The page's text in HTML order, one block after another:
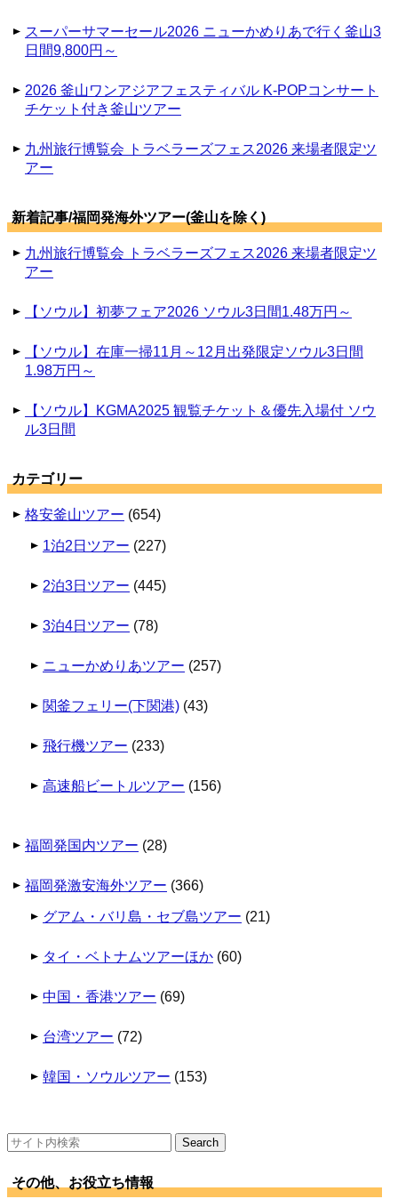
スーパーサマーセール2026 ニューかめりあで行く釜山3
日間9,800円～
2026 釜山ワンアジアフェスティバル K-POPコンサート
チケット付き釜山ツアー
九州旅行博覧会 トラベラーズフェス2026 来場者限定ツ
アー
新着記事/福岡発海外ツアー(釜山を除く)
九州旅行博覧会 トラベラーズフェス2026 来場者限定ツ
アー
【ソウル】初夢フェア2026 ソウル3日間1.48万円～
【ソウル】在庫一掃11月～12月出発限定ソウル3日間
1.98万円～
【ソウル】KGMA2025 観覧チケット＆優先入場付 ソウ
ル3日間
カテゴリー
格安釜山ツアー (654)
1泊2日ツアー (227)
2泊3日ツアー (445)
3泊4日ツアー (78)
ニューかめりあツアー (257)
関釜フェリー(下関港) (43)
飛行機ツアー (233)
高速船ビートルツアー (156)
福岡発国内ツアー (28)
福岡発激安海外ツアー (366)
グアム・バリ島・セブ島ツアー (21)
タイ・ベトナムツアーほか (60)
中国・香港ツアー (69)
台湾ツアー (72)
韓国・ソウルツアー (153)
検
その他、お役立ち情報